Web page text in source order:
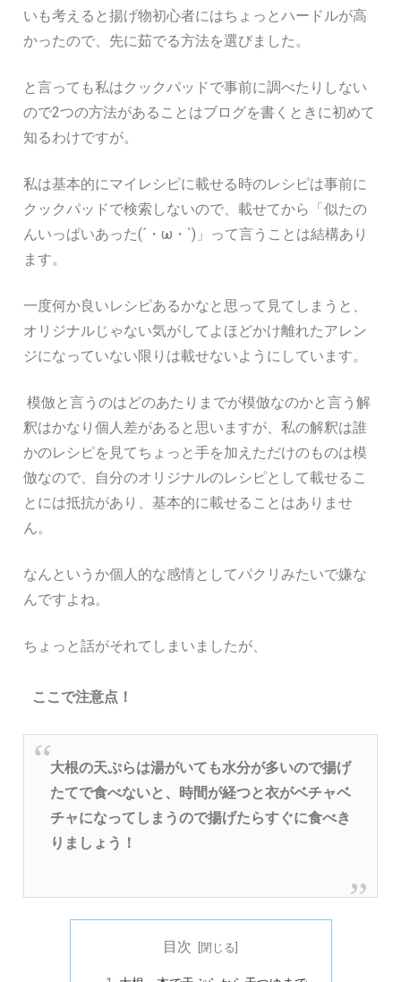
いも考えると揚げ物初心者にはちょっとハードルが高
かったので、先に茹でる方法を選びました。
と言っても私はクックパッドで事前に調べたりしない
ので2つの方法があることはブログを書くときに初めて
知るわけですが。
私は基本的にマイレシピに載せる時のレシピは事前に
クックパッドで検索しないので、載せてから「似たの
んいっぱいあった(´・ω・`)」って言うことは結構あり
ます。
一度何か良いレシピあるかなと思って見てしまうと、
オリジナルじゃない気がしてよほどかけ離れたアレン
ジになっていない限りは載せないようにしています。
模倣と言うのはどのあたりまでが模倣なのかと言う解
釈はかなり個人差があると思いますが、私の解釈は誰
かのレシピを見てちょっと手を加えただけのものは模
倣なので、自分のオリジナルのレシピとして載せるこ
とには抵抗があり、基本的に載せることはありませ
ん。
なんというか個人的な感情としてパクリみたいで嫌な
んですよね。
ちょっと話がそれてしまいましたが、
ここで注意点！
大根の天ぷらは湯がいても水分が多いので揚げ
たてで食べないと、時間が経つと衣がベチャベ
チャになってしまうので揚げたらすぐに食べき
りましょう！
目次